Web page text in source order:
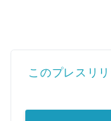
このプレスリ